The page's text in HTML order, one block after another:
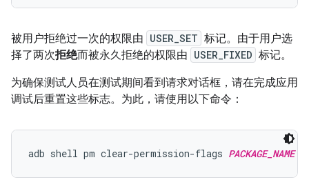
被用户拒绝过一次的权限由 USER_SET 标记。由于用户选
择了两次拒绝而被永久拒绝的权限由 USER_FIXED 标记。
为确保测试人员在测试期间看到请求对话框，请在完成应用
调试后重置这些标志。为此，请使用以下命令：
adb shell pm clear-permission-flags PACKAGE_NAME